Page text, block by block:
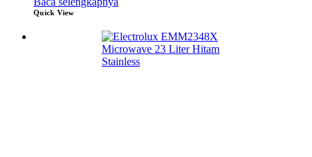
Quick View